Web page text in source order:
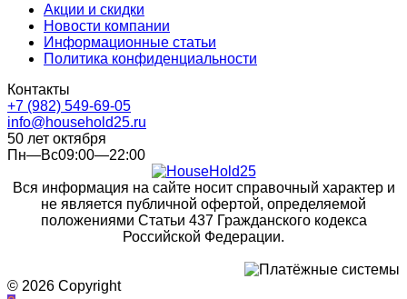
Акции и скидки
Новости компании
Информационные статьи
Политика конфиденциальности
Контакты
+7 (982) 549-69-05
info@household25.ru
50 лет октября
Пн—Вс09:00—22:00
Вся информация на сайте носит справочный характер и
не является публичной офертой, определяемой
положениями Статьи 437 Гражданского кодекса
Российской Федерации.
© 2026 Copyright